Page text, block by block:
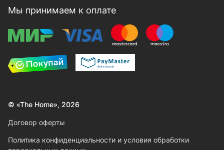
Мы принимаем к оплате
© «The Home», 2026
Договор оферты
Политика конфиденциальности и условия обработки